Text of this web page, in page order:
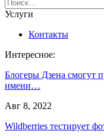
Услуги
Контакты
Интересное:
Блогеры Дзена смогут
имени…
Авг 8, 2022
Wildberries тестирует